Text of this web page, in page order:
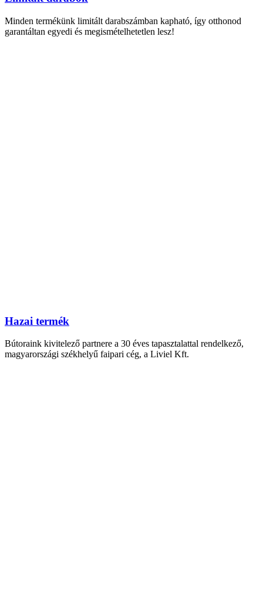
Minden termékünk limitált darabszámban kapható, így otthonod
garantáltan egyedi és megismételhetetlen lesz!
Hazai termék
Bútoraink kivitelező partnere a 30 éves tapasztalattal rendelkező,
magyarországi székhelyű faipari cég, a Liviel Kft.